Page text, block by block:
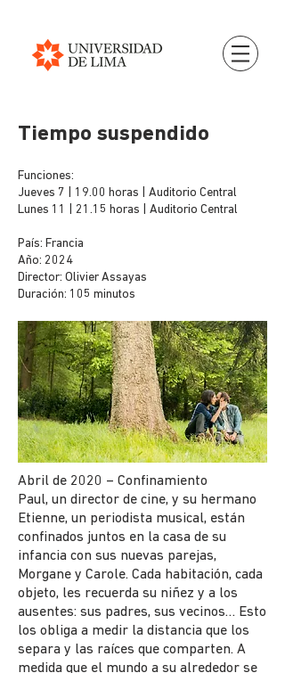
Tiempo suspendido
Funciones:
Jueves 7 | 19.00 horas | Auditorio Central
Lunes 11 | 21.15 horas | Auditorio Central
País: Francia
Año: 2024
Director: Olivier Assayas
Duración: 105 minutos
Abril de 2020 – Confinamiento
Paul, un director de cine, y su hermano
Etienne, un periodista musical, están
confinados juntos en la casa de su
infancia con sus nuevas parejas,
Morgane y Carole. Cada habitación, cada
objeto, les recuerda su niñez y a los
ausentes: sus padres, sus vecinos… Esto
los obliga a medir la distancia que los
separa y las raíces que comparten. A
medida que el mundo a su alrededor se